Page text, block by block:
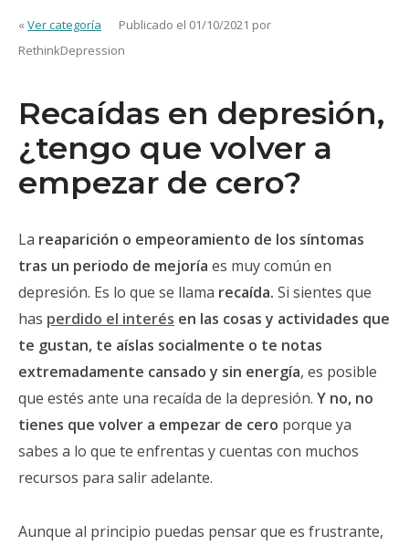
« Ver categoría
Publicado el 01/10/2021 por
RethinkDepression
Recaídas en depresión,
¿tengo que volver a
empezar de cero?
La reaparición o empeoramiento de los síntomas
tras un periodo de mejoría es muy común en
depresión. Es lo que se llama recaída. Si sientes que
has perdido el interés en las cosas y actividades que
te gustan, te aíslas socialmente o te notas
extremadamente cansado y sin energía, es posible
que estés ante una recaída de la depresión. Y no, no
tienes que volver a empezar de cero porque ya
sabes a lo que te enfrentas y cuentas con muchos
recursos para salir adelante.
Aunque al principio puedas pensar que es frustrante,